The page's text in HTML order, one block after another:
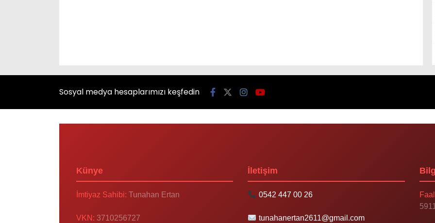
Sosyal medya hesaplarımızı keşfedin
Künye
İmtiyaz Sahibi: Tunahan Ertan
VKN: 3710256727
İletişim
0542 447 00 26
tunahanertan2611@gmail.com